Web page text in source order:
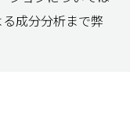
成分分析まで弊